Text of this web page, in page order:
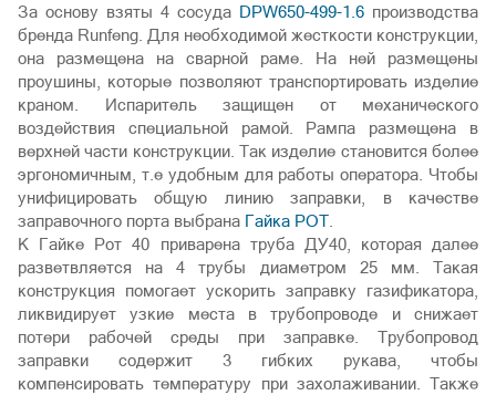
За основу взяты 4 сосуда DPW650-499-1.6 производства
бренда Runfeng. Для необходимой жесткости конструкции,
она размещена на сварной раме. На ней размещены
проушины, которые позволяют транспортировать изделие
краном. Испаритель защищен от механического
воздействия специальной рамой. Рампа размещена в
верхней части конструкции. Так изделие становится более
эргономичным, т.е удобным для работы оператора. Чтобы
унифицировать общую линию заправки, в качестве
заправочного порта выбрана Гайка РОТ
К Гайке Рот 40 приварена труба ДУ40, которая далее
разветвляется на 4 трубы диаметром 25 мм. Такая
конструкция помогает ускорить заправку газификатора,
ликвидирует узкие места в трубопроводе и снижает
потери рабочей среды при заправке. Трубопровод
заправки содержит 3 гибких рукава, чтобы
компенсировать температуру при захолаживании. Также